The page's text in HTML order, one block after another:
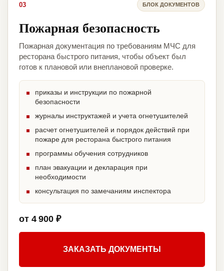
03 БЛОК ДОКУМЕНТОВ
Пожарная безопасность
Пожарная документация по требованиям МЧС для
ресторана быстрого питания, чтобы объект был
готов к плановой или внеплановой проверке.
приказы и инструкции по пожарной
безопасности
журналы инструктажей и учета огнетушителей
расчет огнетушителей и порядок действий при
пожаре для ресторана быстрого питания
программы обучения сотрудников
план эвакуации и декларация при
необходимости
консультация по замечаниям инспектора
от 4 900 ₽
ЗАКАЗАТЬ ДОКУМЕНТЫ